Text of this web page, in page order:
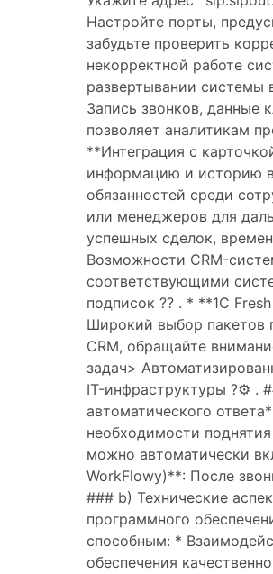
Настройте порты,
забудьте проверить
некорректной работе
развертывании системы
Запись звонков, данные
позволяет аналитикам
**Интеграция с
информацию и историю
обязанностей среди
или менеджеров для
успешных сделок,
Возможности CRM-
соответствующими
подписок ?? . * **1C
Широкий выбор пакетов
CRM, обращайте
задач>
IT-инфраструктуры ?⚙️ .
автоматического
необходимости
можно автоматически
WorkFlowy)**: После
### b) Технические
программного
способным: *
обеспечения